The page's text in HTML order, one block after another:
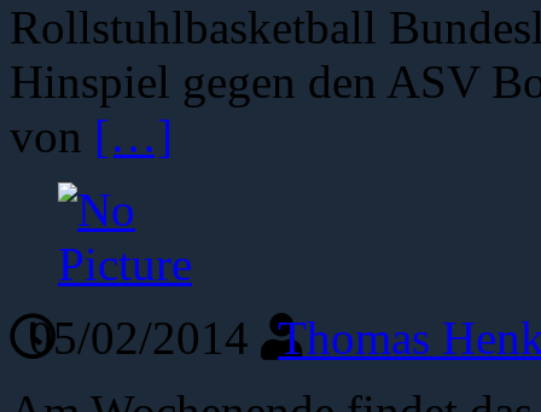
Rollstuhlbasketball
Hinspiel gegen den ASV
von […]
05/02/2014 Thomas